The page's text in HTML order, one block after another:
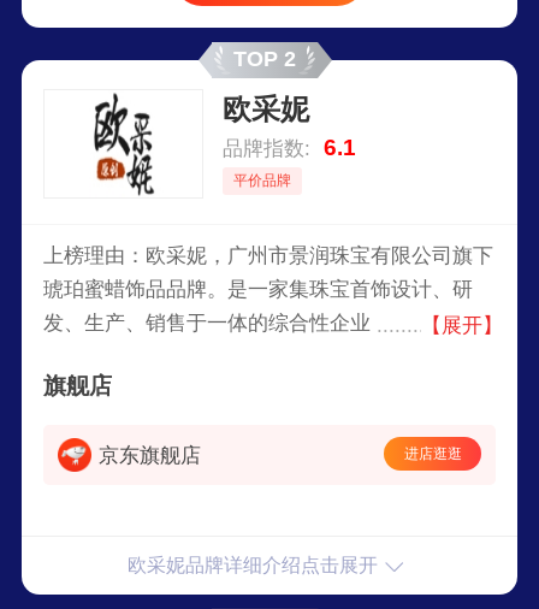
TOP 2
欧采妮
品牌指数: 6.1
平价品牌
上榜理由：欧采妮，广州市景润珠宝有限公司旗下
琥珀蜜蜡饰品品牌。是一家集珠宝首饰设计、研
发、生产、销售于一体的综合性企业，产品包含
蜜蜡、珍珠等一系列产品。
【展开】
旗舰店
京东旗舰店 进店逛逛
欧采妮品牌详细介绍点击展开